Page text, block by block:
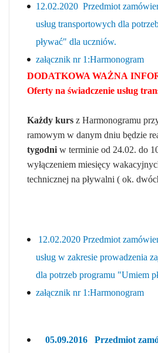
12.02.2020 Przedmiot
usług transportowych dla
pływać" dla uczniów.
załącznik nr 1:Harmonogram
DODATKOWA WAŻNA
Oferty na świadczenie usług
Każdy kurs z Harmonogramu
ramowym w danym dniu będzie
tygodni w terminie od 24.02. do
wyłączeniem miesięcy
technicznej na pływalni ( ok.
12.02.2020 Przedmiot
usług w zakresie prowadzenia
dla potrzeb programu "Umiem
załącznik nr 1:Harmonogram
05.09.2016 Przedmiot